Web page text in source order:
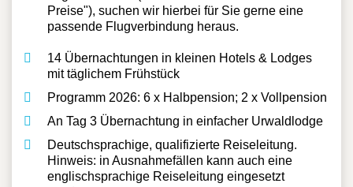
angeboten wird (siehe "Termine &
Preise"), suchen wir hierbei für Sie gerne eine
14 Übernachtungen in kleinen Hotels & Lodges
mit täglichem Frühstück
Programm 2026: 6 x Halbpension; 2 x Vollpension
An Tag 3 Übernachtung in einfacher Urwaldlodge
Deutschsprachige, qualifizierte Reiseleitung.
Hinweis: in Ausnahmefällen kann auch eine